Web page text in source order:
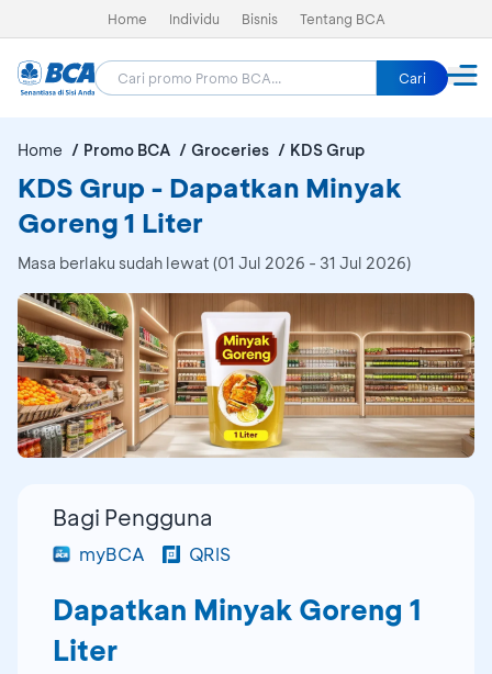
Home Individu Bisnis Tentang BCA
Cari
Home Promo BCA Groceries KDS Grup
KDS Grup - Dapatkan Minyak
Goreng 1 Liter
Masa berlaku sudah lewat (01 Jul 2026 - 31 Jul 2026)
Bagi Pengguna
myBCA QRIS
Dapatkan Minyak Goreng 1
Liter